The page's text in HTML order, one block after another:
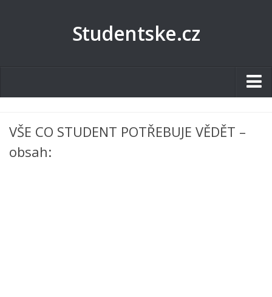
Studentske.cz
Tematické okruhy
Angličtina
VŠE CO STUDENT POTŘEBUJE VĚDĚT –
obsah: